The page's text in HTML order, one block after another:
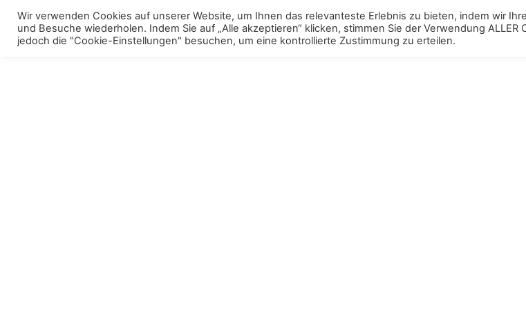
Skip
content
Menu Polstermöbel
Toggle
menu
Schränke
Toggle
menu
Tische
Toggle
menu
Stühle
Toggle
Wir verwenden Cookies auf unserer Website, um Ihnen das relevanteste Erlebnis zu bieten, indem wir
und Besuche wiederholen. Indem Sie auf „Alle akzeptieren“ klicken, stimmen Sie der Verwendung ALLER
jedoch die "Cookie-Einstellungen" besuchen, um eine kontrollierte Zustimmung zu erteilen.